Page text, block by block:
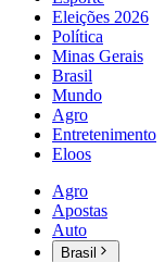
Eleições 2026
Política
Minas Gerais
Brasil
Mundo
Agro
Entretenimento
Eloos
Agro
Apostas
Auto
Brasil